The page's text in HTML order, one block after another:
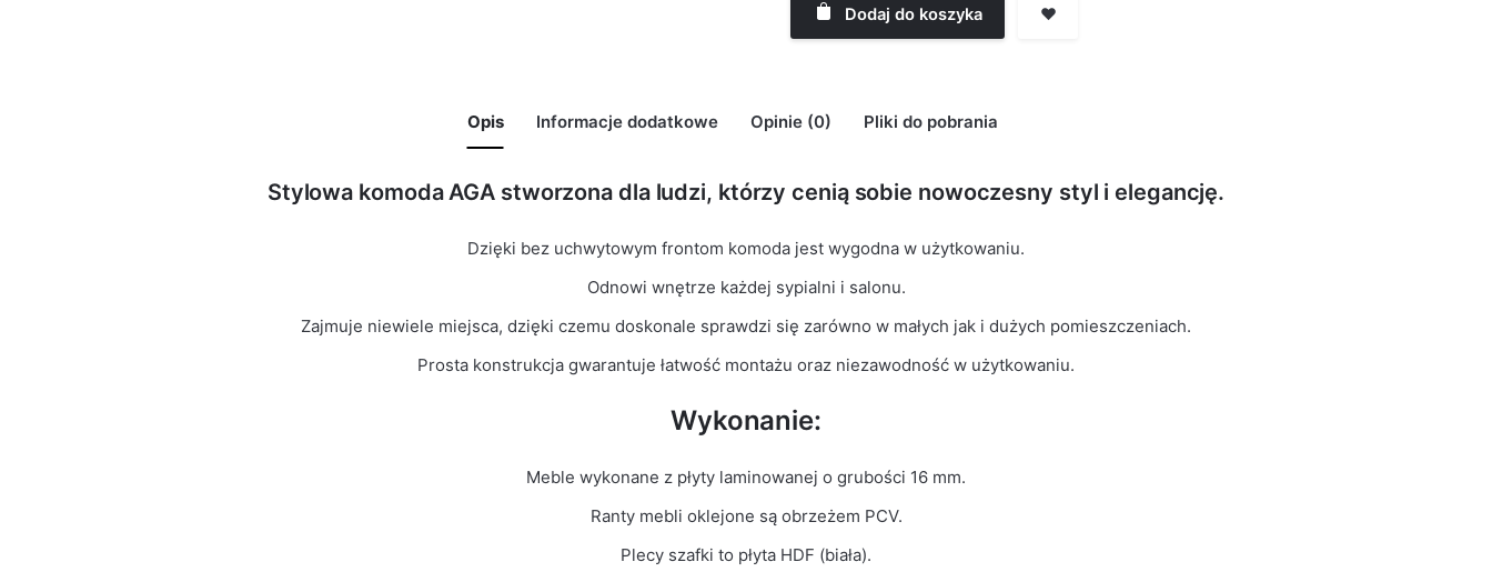
Dodaj do koszyka ❤️
Opis Informacje dodatkowe Opinie (0) Pliki do pobrania
Stylowa komoda AGA stworzona dla ludzi, którzy cenią sobie nowoczesny styl i elegancję.
Dzięki bez uchwytowym frontom komoda jest wygodna w użytkowaniu.
Odnowi wnętrze każdej sypialni i salonu.
Zajmuje niewiele miejsca, dzięki czemu doskonale sprawdzi się zarówno w małych jak i dużych pomieszczeniach.
Prosta konstrukcja gwarantuje łatwość montażu oraz niezawodność w użytkowaniu.
Wykonanie:
Meble wykonane z płyty laminowanej o grubości 16 mm.
Ranty mebli oklejone są obrzeżem PCV.
Plecy szafki to płyta HDF (biała).
Wotan
🙁 Nie ma jeszcze opinii o tym produkcie..
Only logged in customers who have purchased this product may leave a review.